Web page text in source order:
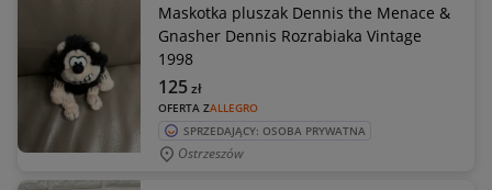
Maskotka pluszak Dennis the Menace &
Gnasher Dennis Rozrabiaka Vintage
1998
OFERTA ZALLEGRO
125zł
SPRZEDAJĄCY: OSOBA PRYWATNA
Ostrzeszów